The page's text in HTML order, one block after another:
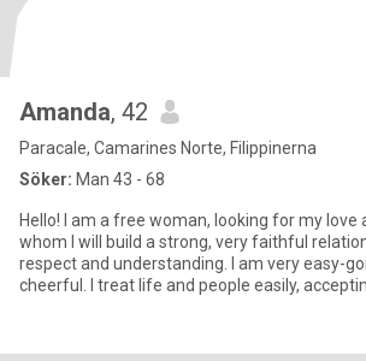
Amanda, 42
Paracale, Camarines Norte, Filippinerna
Söker: Man 43 - 68
Hello! I am a free woman, looking for my love
whom I will build a strong, very faithful
respect and understanding. I am very easy-
cheerful. I treat life and people easily,